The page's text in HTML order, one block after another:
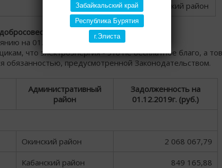
Забайкальский край
Республика Бурятия
г.Элиста
Закаменский район
партнеров"
на 01.12.2019 года
что электроэнергия - это не бесплатное благо, а
обязанностью, предусмотренной Законодательством.
Административный
район
Задолженность на
01.12.2019г. (руб.)
Окинский район 2 068 067,79
Кабанский район 849 165,88